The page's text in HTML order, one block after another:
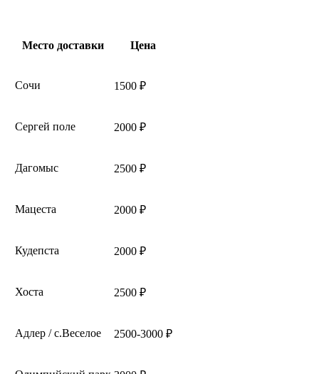
Место доставки Цена
Сочи 1500 ₽
Сергей поле 2000 ₽
Дагомыс 2500 ₽
Мацеста 2000 ₽
Кудепста 2000 ₽
Хоста 2500 ₽
Адлер / с.Веселое 2500-3000 ₽